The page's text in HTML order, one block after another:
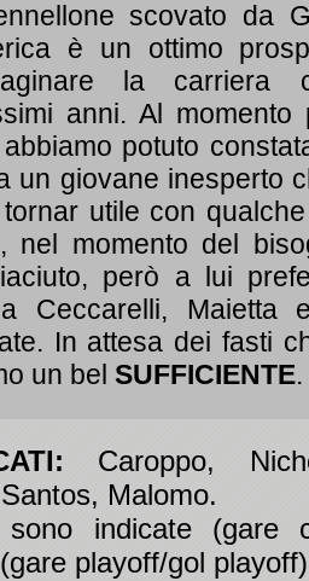
scovato da
è un ottimo
la carriera
anni. Al momento
potuto
un giovane inesperto
utile con
nel momento del
però a lui
Ceccarelli, Maietta
In attesa dei fasti
un bel SUFFICIENTE.
Caroppo,
Malomo.
indicate (gare
playoff/gol